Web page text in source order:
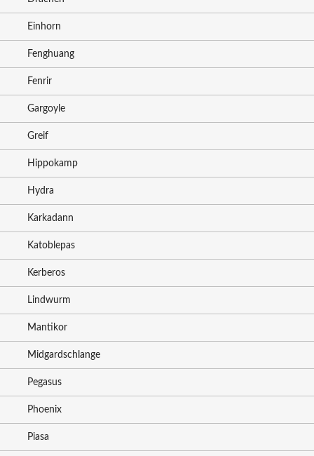
Einhorn
Fenghuang
Fenrir
Gargoyle
Greif
Hippokamp
Hydra
Karkadann
Katoblepas
Kerberos
Lindwurm
Mantikor
Midgardschlange
Pegasus
Phoenix
Piasa